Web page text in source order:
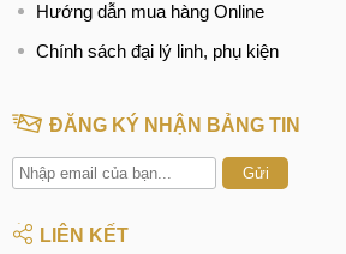
Hotline:097.3333.602
CN 6: 97 Hàm Nghi, Q.Thanh Khê
Hotline:097.123.9797
Hướng dẫn mua hàng Online
Chính sách đại lý linh, phụ kiện
ĐĂNG KÝ NHẬN BẢNG TIN
Gửi
LIÊN KẾT